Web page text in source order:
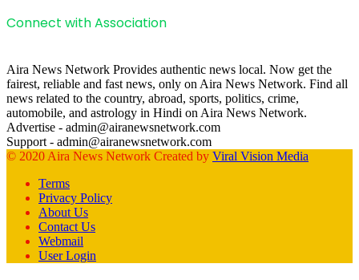
Connect with Association
Aira News Network Provides authentic news local. Now get the
fairest, reliable and fast news, only on Aira News Network. Find all
news related to the country, abroad, sports, politics, crime,
automobile, and astrology in Hindi on Aira News Network.
Advertise - admin@airanewsnetwork.com
Support - admin@airanewsnetwork.com
© 2020 Aira News Network Created by Viral Vision Media
Terms
Privacy Policy
About Us
Contact Us
Webmail
User Login